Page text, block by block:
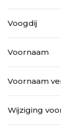
Voogdij
Voornaam
Voornaam
Wijziging